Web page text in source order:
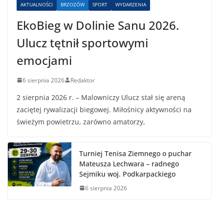
AKTUALNOŚCI BRZOZÓW SPORT WYDARZENIA
EkoBieg w Dolinie Sanu 2026.
Ulucz tętnił sportowymi
emocjami
6 sierpnia 2026 Redaktor
2 sierpnia 2026 r. – Malowniczy Ulucz stał się areną
zaciętej rywalizacji biegowej. Miłośnicy aktywności na
świeżym powietrzu, zarówno amatorzy,
Turniej Tenisa Ziemnego o puchar
Mateusza Lechwara – radnego
Sejmiku woj. Podkarpackiego
6 sierpnia 2026